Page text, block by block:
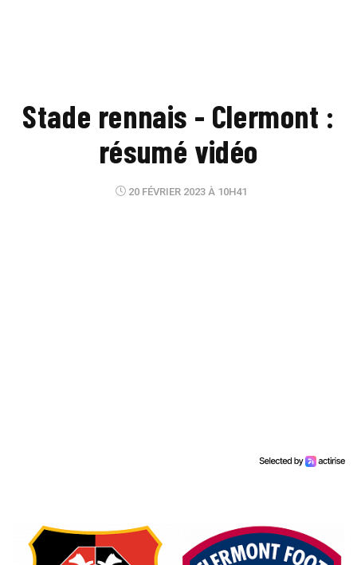
Stade rennais - Clermont :
résumé vidéo
20 FÉVRIER 2023 À 10H41